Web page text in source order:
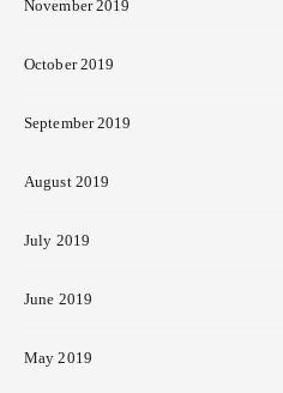
November 2019
October 2019
September 2019
August 2019
July 2019
June 2019
May 2019